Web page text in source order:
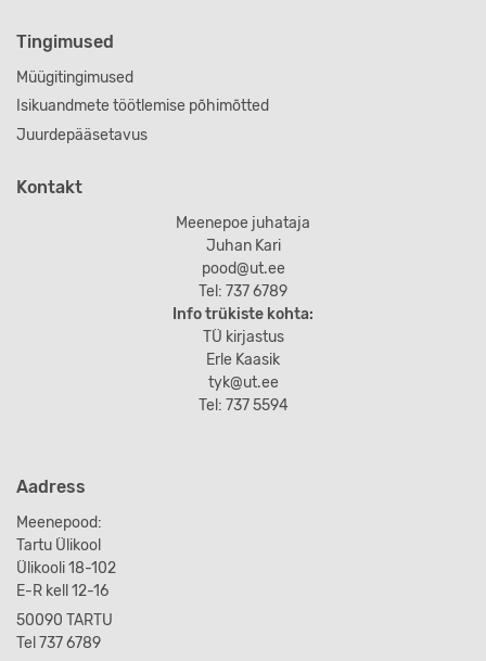
Tingimused
Müügitingimused
Isikuandmete töötlemise põhimõtted
Juurdepääsetavus
Kontakt
Meenepoe juhataja
Juhan Kari
pood@ut.ee
Tel: 737 6789
Info trükiste kohta:
TÜ kirjastus
Erle Kaasik
tyk@ut.ee
Tel: 737 5594
Aadress
Meenepood:
Tartu Ülikool
Ülikooli 18-102
E-R kell 12-16
50090 TARTU
Tel 737 6789